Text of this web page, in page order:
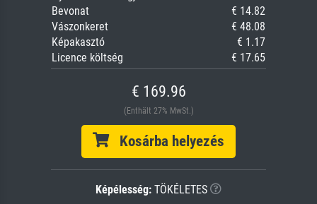
Bevonat
€ 14.82
Vászonkeret
€ 48.08
Képakasztó
€ 1.17
Licence költség
€ 17.65
€ 169.96
(Enthält 27% MwSt.)
Kosárba helyezés
Képélesség: TÖKÉLETES